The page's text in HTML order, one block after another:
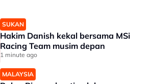
SUKAN
Hakim Danish kekal bersama MSi
Racing Team musim depan
1 minute ago
MALAYSIA